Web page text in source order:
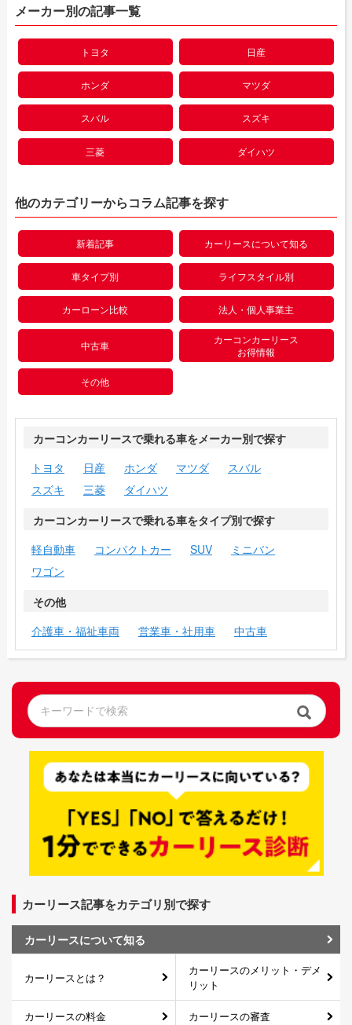
メーカー別の記事一覧
トヨタ 日産
ホンダ マツダ
スバル スズキ
三菱 ダイハツ
他のカテゴリーからコラム記事を探す
新着記事 カーリースについて知る
車タイプ別 ライフスタイル別
カーローン比較 法人・個人事業主
中古車
カーコンカーリース
お得情報
その他
カーコンカーリースで乗れる車をメーカー別で探す
トヨタ
日産 ホンダ マツダ
スバル
スズキ
三菱
ダイハツ
カーコンカーリースで乗れる車をタイプ別で探す
軽自動車
コンパクトカー SUV
ミニバン
ワゴン
その他
介護車・福祉車両
営業車・社用車 中古車
カーリース記事をカテゴリ別で探す
カーリースについて知る
カーリースとは？
カーリースのメリット・デメ
リット
カーリースの料金 カーリースの審査